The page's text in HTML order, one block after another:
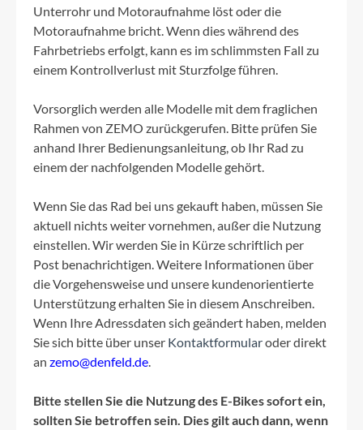
Unterrohr und Motoraufnahme löst oder die
Motoraufnahme bricht. Wenn dies während des
Fahrbetriebs erfolgt, kann es im schlimmsten Fall zu
einem Kontrollverlust mit Sturzfolge führen.
Vorsorglich werden alle Modelle mit dem fraglichen
Rahmen von ZEMO zurückgerufen. Bitte prüfen Sie
anhand Ihrer Bedienungsanleitung, ob Ihr Rad zu
einem der nachfolgenden Modelle gehört.
Wenn Sie das Rad bei uns gekauft haben, müssen Sie
aktuell nichts weiter vornehmen, außer die Nutzung
einstellen. Wir werden Sie in Kürze schriftlich per
Post benachrichtigen. Weitere Informationen über
die Vorgehensweise und unsere kundenorientierte
Unterstützung erhalten Sie in diesem Anschreiben.
Wenn Ihre Adressdaten sich geändert haben, melden
Sie sich bitte über unser Kontaktformularoder direkt
an zemo@denfeld.de.
Bitte stellen Sie die Nutzung des E-Bikes sofort ein,
sollten Sie betroffen sein. Dies gilt auch dann, wenn